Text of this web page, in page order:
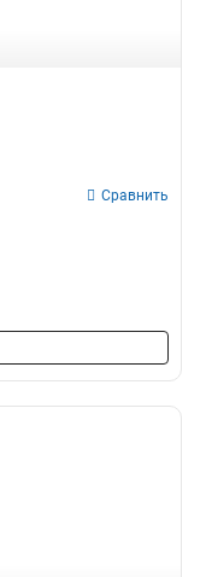
Сравнить